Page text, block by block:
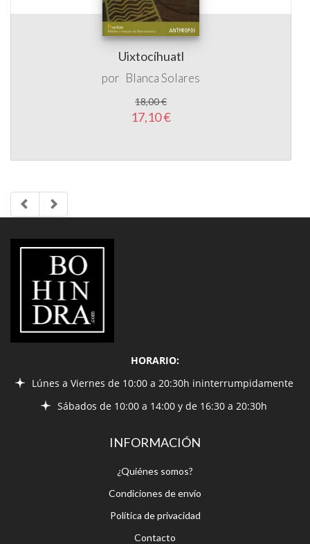
Uixtocíhuatl
por Blanca Solares
18,00 €
17,10 €
LIBRERÍA
BOHINDRA
HORARIO:
Lúnes a Viernes de 10:00 a 20:30h ininterrumpidamente
Sábados de 10:00 a 14:00 y de 16:30 a 20:30h
INFORMACIÓN
¿Quiénes somos?
Condiciones de envío
Política de privacidad
Contacto